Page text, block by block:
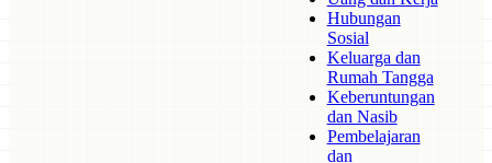
Hubungan
Sosial
Keluarga dan
Rumah Tangga
Keberuntungan
dan Nasib
Pembelajaran
dan